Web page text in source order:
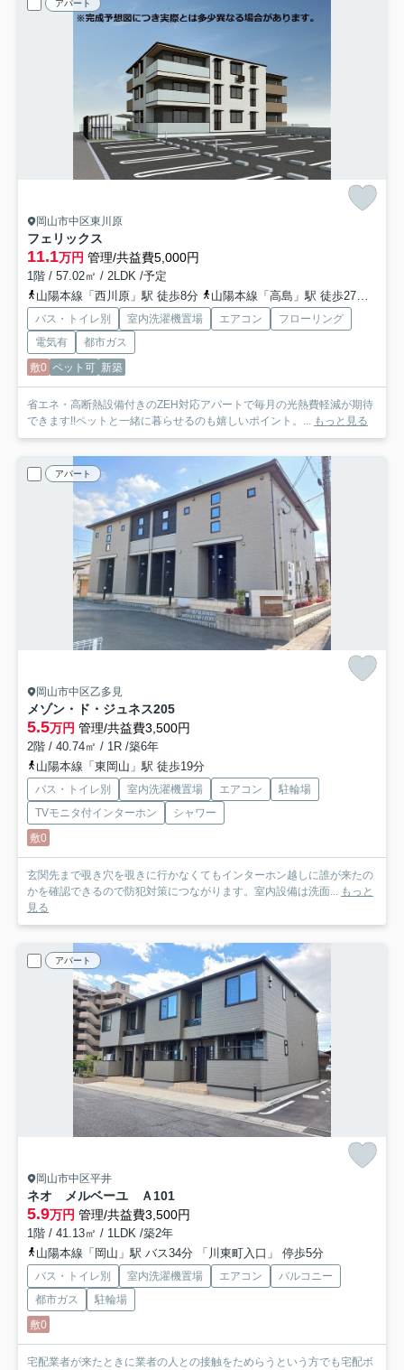
アパート
岡山市中区東川原
フェリックス
11.1万円 管理/共益費5,000円
1階 / 57.02㎡ / 2LDK /予定
山陽本線「西川原」駅 徒歩8分
山陽本線「高島」駅 徒歩27分
バス・トイレ別 室内洗濯機置場 エアコン
フローリング
電気有
都市ガス
敷0 ペット可 新築
省エネ・高断熱設備付きのZEH対応アパートで毎月の光熱費軽減が期待
できます!!ペットと一緒に暮らせるのも嬉しいポイント。... もっと見る
アパート
岡山市中区乙多見
メゾン・ド・ジュネス205
5.5万円 管理/共益費3,500円
2階 / 40.74㎡ / 1R /築6年
山陽本線「東岡山」駅 徒歩19分
バス・トイレ別 室内洗濯機置場 エアコン
駐輪場
TVモニタ付インターホン
シャワー
敷0
玄関先まで覗き穴を覗きに行かなくてもインターホン越しに誰が来たの
かを確認できるので防犯対策につながります。室内設備は洗面... もっと
見る
アパート
岡山市中区平井
ネオ メルベーユ Ａ101
5.9万円 管理/共益費3,500円
1階 / 41.13㎡ / 1LDK /築2年
山陽本線「岡山」駅 バス34分 「川東町入口」 停歩5分
バス・トイレ別 室内洗濯機置場 エアコン
バルコニー
都市ガス
駐輪場
敷0
宅配業者が来たときに業者の人との接触をためらうという方でも宅配ボ